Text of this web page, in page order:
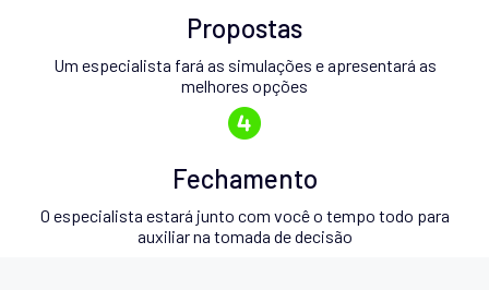
Propostas
Um especialista fará as simulações e apresentará as
melhores opções
Fechamento
O especialista estará junto com você o tempo todo para
auxiliar na tomada de decisão